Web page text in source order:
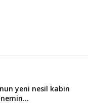
yeni nesil kabin